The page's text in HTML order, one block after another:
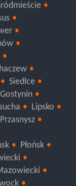
Siedlce
Gostynin
Lipsko
Przasnysz
Płońsk